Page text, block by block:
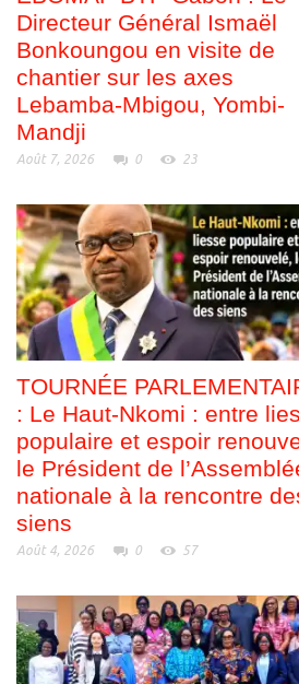
Directeur Général Ismaël
Bonkoungou en visite de
chantier sur les axes
Lebamba-Mbigou, Yombi-
Mandji
Août 7, 2026 0 23
TOURNÉE
: Le Haut-Nkomi : entre
populaire et espoir
le Président de
nationale à la rencontre
siens
Août 4, 2026 0 57